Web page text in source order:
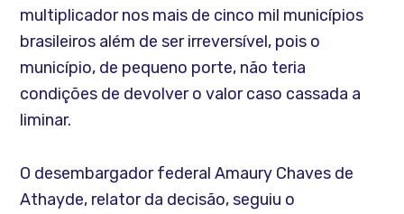
multiplicador nos mais de cinco mil municípios
brasileiros além de ser irreversível, pois o
município, de pequeno porte, não teria
condições de devolver o valor caso cassada a
liminar.
O desembargador federal Amaury Chaves de
Athayde, relator da decisão, seguiu o